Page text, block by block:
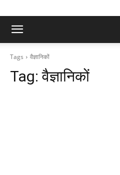
Tags वैज्ञानिकों
Tag:वैज्ञानिकों